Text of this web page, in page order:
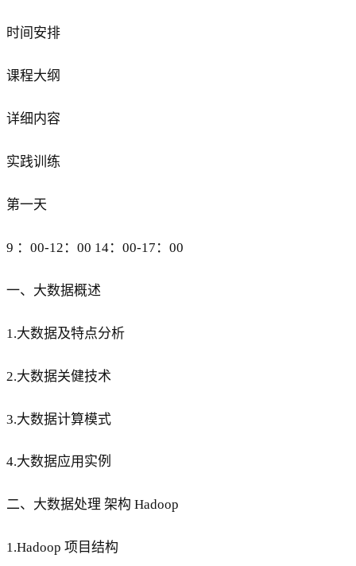
时间安排
课程大纲
详细内容
实践训练
第一天
9 ：00-12：00 14：00-17：00
一、大数据概述
1.大数据及特点分析
2.大数据关健技术
3.大数据计算模式
4.大数据应用实例
二、大数据处理 架构 Hadoop
1.Hadoop 项目结构